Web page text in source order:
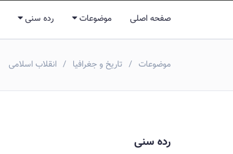
صفحه اصلی موضوعات رده سنی
موضوعات تاریخ و جغرافیا انقلاب اسلامی
رده سنی